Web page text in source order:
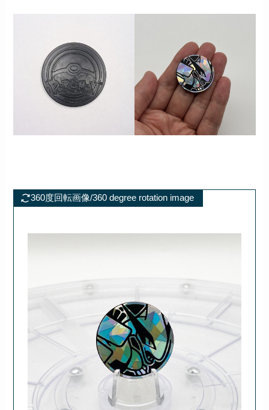
360度回転画像/360 degree rotation image